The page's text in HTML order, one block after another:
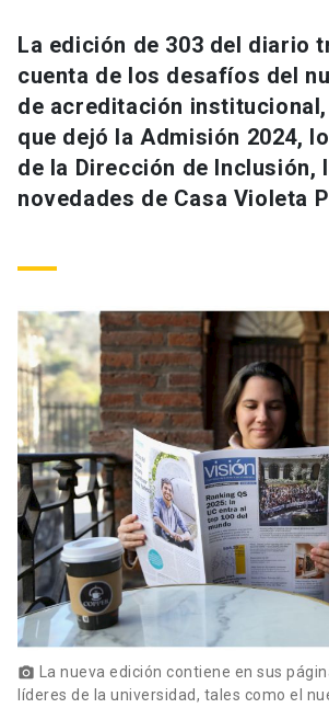
Información para keyboard_arrow_down
Futuros estudiantes
Estudiantes
Alumni launch
Padres y familia
Vecinos launch
Go to english site launch
ACCESOS DIRECTOS
Correo UC launch
Mi Portal UC launch
Medios Biblioteca
Donaciones launch
La edición de 303 del diario
cuenta de los desafíos del
de acreditación
que dejó la Admisión 2024,
de la Dirección de Inclusión,
novedades de Casa Violeta
photo_camera La nueva edición contiene en sus
líderes de la universidad, tales como el